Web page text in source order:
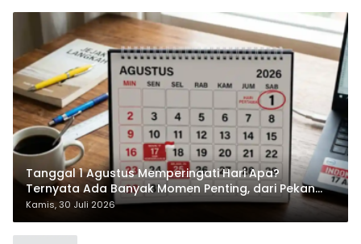
Tanggal 1 Agustus Memperingati Hari Apa?
Ternyata Ada Banyak Momen Penting, dari Pekan
ASI Sedunia hingga Hari World Wide Web
Kamis, 30 Juli 2026